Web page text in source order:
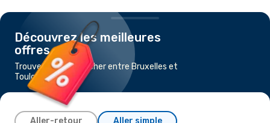
Découvrez les meilleures
offres
Trouvez un vol pas cher entre Bruxelles et
Toulouse
Aller-retour Aller simple